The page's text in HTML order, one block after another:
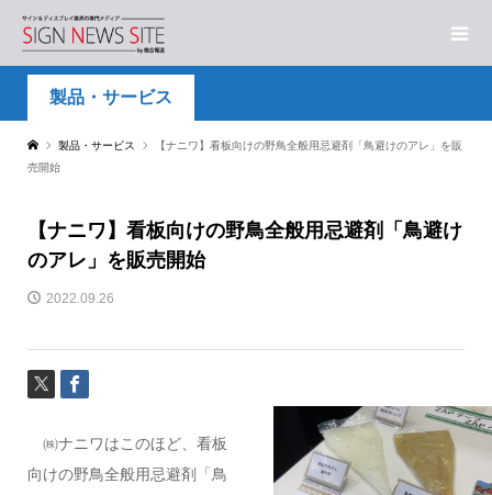
製品・サービス
製品・サービス
【ナニワ】看板向けの野鳥全般用忌避剤「鳥避けのアレ」を販
売開始
【ナニワ】看板向けの野鳥全般用忌避剤「鳥避け
のアレ」を販売開始
2022.09.26
㈱ナニワはこのほど、看板
向けの野鳥全般用忌避剤「鳥